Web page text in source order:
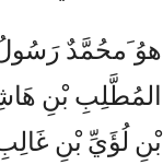
هوُ َمحُمَّدٌ رَسُولُ
المُطَّلِبِ بْنِ
بْنِ لُؤَيِّ بْنِ